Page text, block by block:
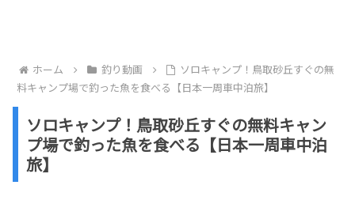
ホーム 釣り動画
ソロキャンプ！鳥取砂丘すぐの無
料キャンプ場で釣った魚を食べる【日本一周車中泊旅】
ソロキャンプ！鳥取砂丘すぐの無料キャン
プ場で釣った魚を食べる【日本一周車中泊
旅】